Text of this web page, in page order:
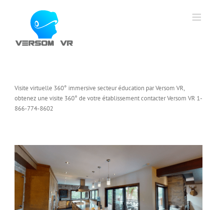
Visite virtuelle 360° immersive secteur éducation par Versom VR,
obtenez une visite 360° de votre établissement contacter Versom VR 1-
866-774-8602